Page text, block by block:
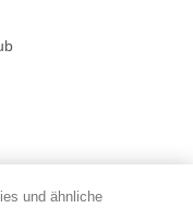
und ähnliche